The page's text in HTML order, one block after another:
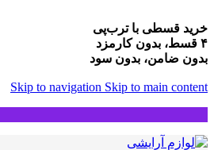
خرید قسطی با ترب‌پی
۴ قسط، بدون کارمزد
بدون ضامن، بدون سود
Skip to navigation Skip to main content